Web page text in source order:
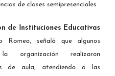
de clases semipresenciales.
de Instituciones Educativas
Romeo, señaló que algunos
organización realizaron
de aula, atendiendo a las